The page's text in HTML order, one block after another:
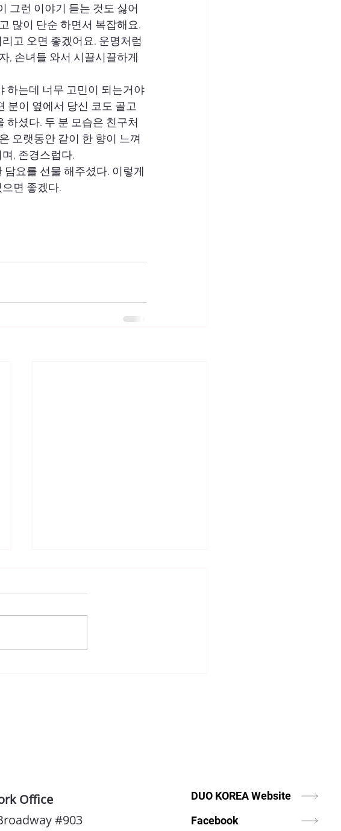
그런 이야기 듣는 것도 싫어
많이 단순 하면서 복잡해요.
고 오면 좋겠어요. 운명처럼
, 손녀들 와서 시끌시끌하게
하는데 너무 고민이 되는거야
분이 옆에서 당신 코도 골고
하셨다. 두 분 모습은 친구처
오랫동안 같이 한 향이 느껴
, 존경스럽다.
요를 선물 해주셨다. 이렇게
면 좋겠다.
Facebook
DUO KOREA Website
Office
#903